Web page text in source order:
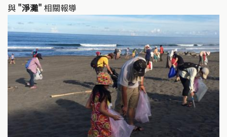
k o
k
與 "淨灘" 相關報導